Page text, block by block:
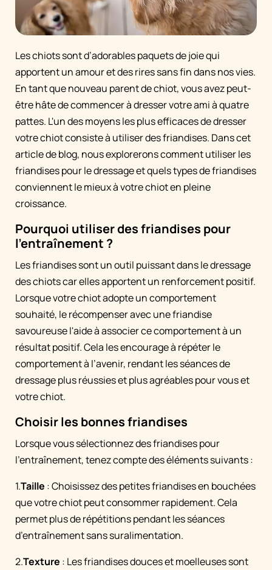
Les chiots sont d’adorables paquets de joie qui
apportent un amour et des rires sans fin dans nos vies.
En tant que nouveau parent de chiot, vous avez peut-
être hâte de commencer à dresser votre ami à quatre
pattes. L'un des moyens les plus efficaces de dresser
votre chiot consiste à utiliser des friandises. Dans cet
article de blog, nous explorerons comment utiliser les
friandises pour le dressage et quels types de friandises
conviennent le mieux à votre chiot en pleine
croissance.
Pourquoi utiliser des friandises pour
l'entraînement ?
Les friandises sont un outil puissant dans le dressage
des chiots car elles apportent un renforcement positif.
Lorsque votre chiot adopte un comportement
souhaité, le récompenser avec une friandise
savoureuse l'aide à associer ce comportement à un
résultat positif. Cela les encourage à répéter le
comportement à l’avenir, rendant les séances de
dressage plus réussies et plus agréables pour vous et
votre chiot.
Choisir les bonnes friandises
Lorsque vous sélectionnez des friandises pour
l’entraînement, tenez compte des éléments suivants :
1.Taille : Choisissez des petites friandises en bouchées
que votre chiot peut consommer rapidement. Cela
permet plus de répétitions pendant les séances
d’entraînement sans suralimentation.
2.Texture : Les friandises douces et moelleuses sont